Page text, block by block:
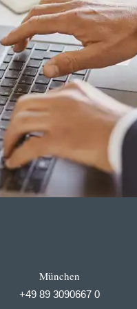
München
+49 89 3090667 0